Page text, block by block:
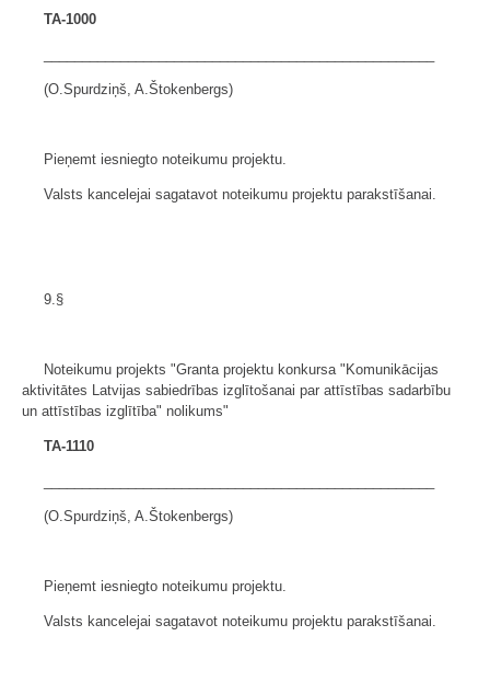
TA-1000
(O.Spurdziņš, A.Štokenbergs)
Pieņemt iesniegto noteikumu projektu.
Valsts kancelejai sagatavot noteikumu projektu parakstīšanai.
9.§
Noteikumu projekts "Granta projektu konkursa "Komunikācijas
aktivitātes Latvijas sabiedrības izglītošanai par attīstības sadarbību
un attīstības izglītība" nolikums"
TA-1110
(O.Spurdziņš, A.Štokenbergs)
Pieņemt iesniegto noteikumu projektu.
Valsts kancelejai sagatavot noteikumu projektu parakstīšanai.